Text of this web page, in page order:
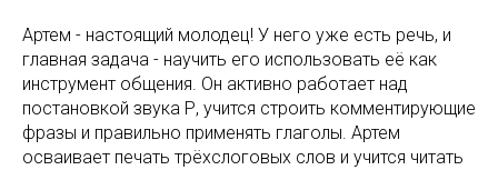
Артем - настоящий молодец! У него уже есть речь, и
главная задача - научить его использовать её как
инструмент общения. Он активно работает над
постановкой звука Р, учится строить комментирующие
фразы и правильно применять глаголы. Артем
осваивает печать трёхслоговых слов и учится читать